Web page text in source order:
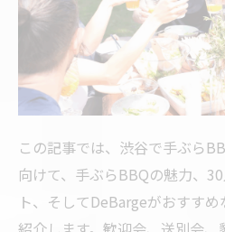
この記事では、渋谷で手ぶら
向けて、手ぶらBBQの魅力、
ト、そしてDeBargeがおすす